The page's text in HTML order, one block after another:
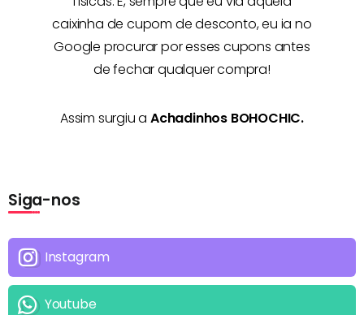
caixinha de cupom de desconto, eu ia no
Google procurar por esses cupons antes
de fechar qualquer compra!
Assim surgiu a Achadinhos BOHOCHIC.
Siga-nos
Instagram
Youtube